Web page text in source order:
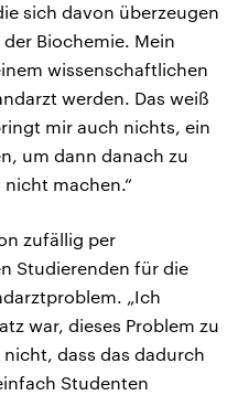
sich davon überzeugen
Biochemie. Mein
wissenschaftlichen
werden. Das weiß
mir auch nichts, ein
um dann danach zu
machen.“
zufällig per
Studierenden für die
„Ich
war, dieses Problem zu
dass das dadurch
Studenten